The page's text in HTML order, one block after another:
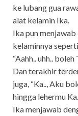
ke lubang gua
alat kelamin Ika.
Ika pun menjawab
kelaminnya
“Aahh.. uhh..
Dan terakhir
juga, “Ka.., Aku
hingga lehermu
Ika menjawab